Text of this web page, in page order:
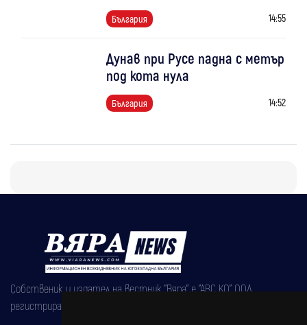
България 14:55
Дунав при Русе падна с метър
под кота нула
България 14:52
Собственик и издател на вестник "Вяра" е "АВС КО" ООД,
регистрирана на 08.05.2002 година.